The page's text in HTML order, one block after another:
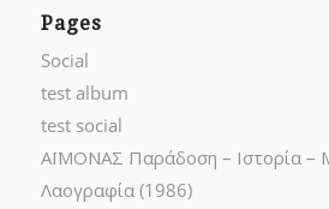
Pages
Social
test album
test social
ΑΪΜΟΝΑΣ Παράδοση – Ιστορία –
Λαογραφία (1986)